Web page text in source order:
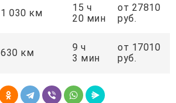
1 030 км
15 ч
20 мин
от 27810
руб.
630 км
9 ч
3 мин
от 17010
руб.